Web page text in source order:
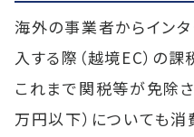
海外の事業者からイン
入する際（越境EC）の
これまで関税等が免除
万円以下）についても